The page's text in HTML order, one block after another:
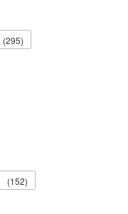
(295)
(152)